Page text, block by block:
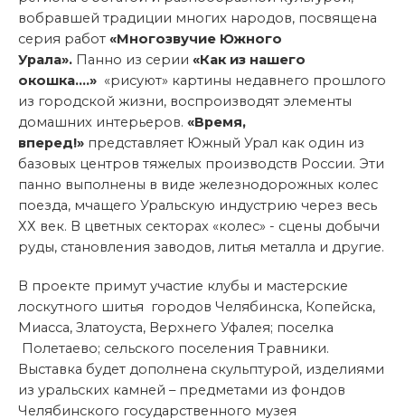
вобравшей традиции многих народов, посвящена
серия работ «Многозвучие Южного
Урала». Панно из серии «Как из нашего
окошка….» «рисуют» картины недавнего прошлого
из городской жизни, воспроизводят элементы
домашних интерьеров. «Время,
вперед!» представляет Южный Урал как один из
базовых центров тяжелых производств России. Эти
панно выполнены в виде железнодорожных колес
поезда, мчащего Уральскую индустрию через весь
ХХ век. В цветных секторах «колес» - сцены добычи
руды, становления заводов, литья металла и другие.
В проекте примут участие клубы и мастерские
лоскутного шитья городов Челябинска, Копейска,
Миасса, Златоуста, Верхнего Уфалея; поселка
Полетаево; сельского поселения Травники.
Выставка будет дополнена скульптурой, изделиями
из уральских камней – предметами из фондов
Челябинского государственного музея